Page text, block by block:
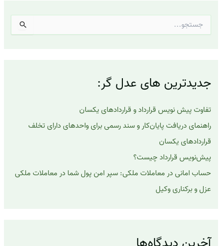
س
ر
:
جدیدترین های عدل گر:
تفاوت پیش نویس قرارداد و قراردادهای یکسان
راهنمای دریافت پایان‌کار و سند رسمی برای واحدهای دارای تخلف
قراردادهای یکسان
پیش‌نویس قرارداد چیست؟
حساب امانی در معاملات ملکی: سپر امن پول شما در معاملات ملکی
عزل و برکناری وکیل